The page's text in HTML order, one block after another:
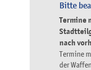
Bitte
Termine
nach
Termine
der